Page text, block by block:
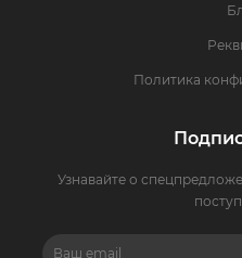
Политика
Узнавайте о